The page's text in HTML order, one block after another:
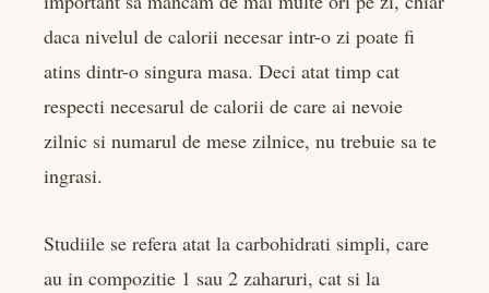
daca nivelul de calorii necesar intr-o zi poate fi
atins dintr-o singura masa. Deci atat timp cat
respecti necesarul de calorii de care ai nevoie
zilnic si numarul de mese zilnice, nu trebuie sa te
ingrasi.
Studiile se refera atat la carbohidrati simpli, care
au in compozitie 1 sau 2 zaharuri, cat si la